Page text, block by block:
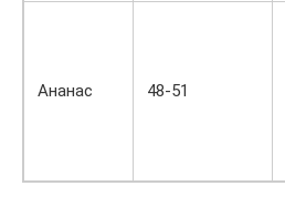
Ананас 48-51